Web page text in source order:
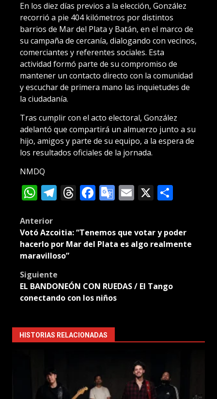
En los diez días previos a la elección, González
recorrió a pie 404 kilómetros por distintos
barrios de Mar del Plata y Batán, en el marco de
su campaña de cercanía, dialogando con vecinos,
comerciantes y referentes sociales. Esta
actividad formó parte de su compromiso de
mantener un contacto directo con la comunidad
y escuchar de primera mano las inquietudes de
la ciudadanía.
Tras cumplir con el acto electoral, González
adelantó que compartirá un almuerzo junto a su
hijo, amigos y parte de su equipo, a la espera de
los resultados oficiales de la jornada.
NMDQ
WhatsApp
Telegram
Threads
Facebook
Google
Email
X
Post
navigation
Anterior
Votó Azcoitia: “Tenemos que votar y poder
hacerlo por Mar del Plata es algo realmente
maravilloso”
Siguiente
EL BANDONEÓN CON RUEDAS / El Tango
conectando con los niños
HISTORIAS RELACIONADAS